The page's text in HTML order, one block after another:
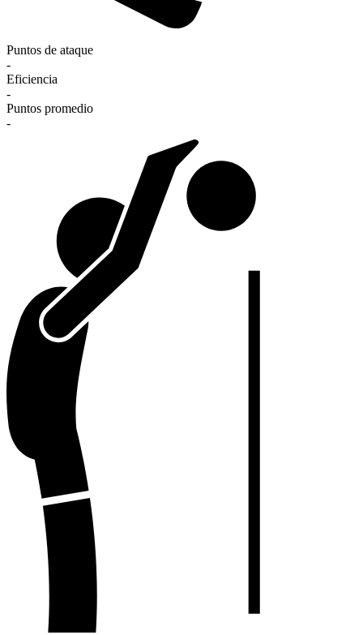
Puntos de ataque
-
Eficiencia
-
Puntos promedio
-